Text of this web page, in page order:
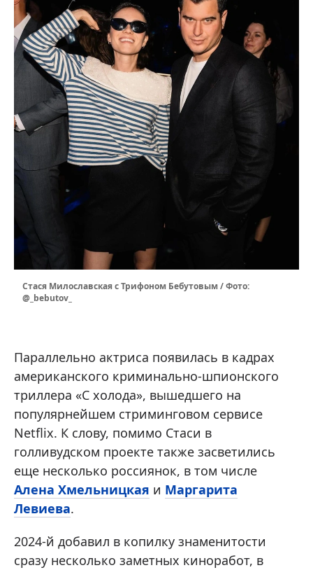
Стася Милославская с Трифоном Бебутовым / Фото:
@_bebutov_
Параллельно актриса появилась в кадрах
американского криминально-шпионского
триллера «С холода», вышедшего на
популярнейшем стриминговом сервисе
Netflix. К слову, помимо Стаси в
голливудском проекте также засветились
еще несколько россиянок, в том числе
Алена Хмельницкая и Маргарита
Левиева.
2024-й добавил в копилку знаменитости
сразу несколько заметных киноработ, в